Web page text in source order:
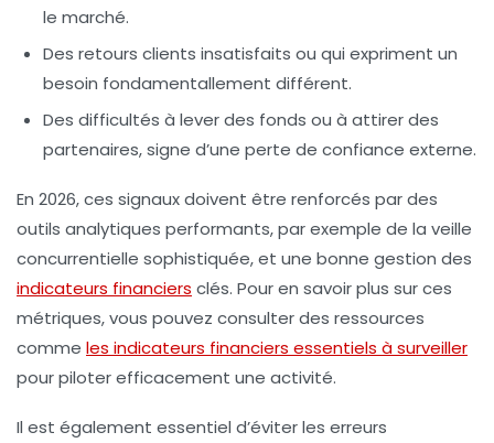
le marché.
Des retours clients insatisfaits ou qui expriment un
besoin fondamentallement différent.
Des difficultés à lever des fonds ou à attirer des
partenaires, signe d’une perte de confiance externe.
En 2026, ces signaux doivent être renforcés par des
outils analytiques performants, par exemple de la veille
concurrentielle sophistiquée, et une bonne gestion des
indicateurs financiers clés. Pour en savoir plus sur ces
métriques, vous pouvez consulter des ressources
comme les indicateurs financiers essentiels à surveiller
pour piloter efficacement une activité.
Il est également essentiel d’éviter les erreurs